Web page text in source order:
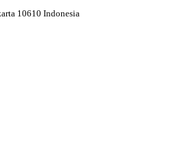
10610 Indonesia